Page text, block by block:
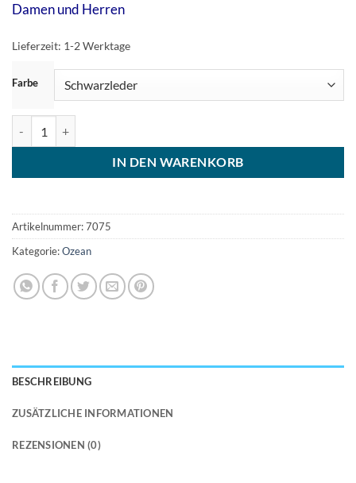
Damen und Herren
Lieferzeit: 1-2 Werktage
Farbe
IN DEN WARENKORB
Artikelnummer:7075
Kategorie:Ozean
BESCHREIBUNG
ZUSÄTZLICHE INFORMATIONEN
REZENSIONEN (0)